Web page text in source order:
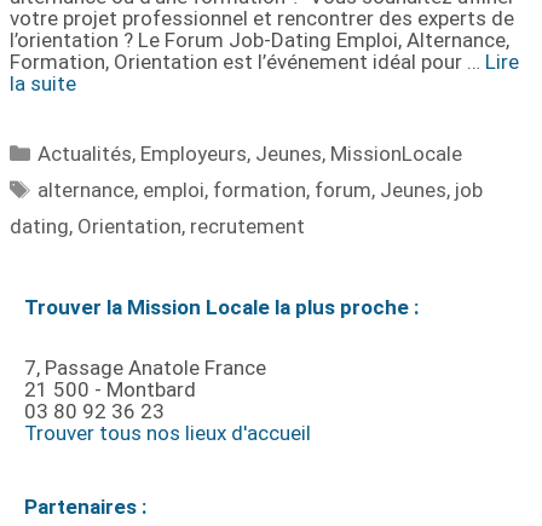
votre projet professionnel et rencontrer des experts de
l’orientation ? Le Forum Job-Dating Emploi, Alternance,
Formation, Orientation est l’événement idéal pour … Lire
la suite
Actualités, Employeurs, Jeunes, MissionLocale
alternance, emploi, formation, forum, Jeunes, job
dating, Orientation, recrutement
Trouver la Mission Locale la plus proche :
7, Passage Anatole France
21 500 - Montbard
03 80 92 36 23
Trouver tous nos lieux d'accueil
Partenaires :